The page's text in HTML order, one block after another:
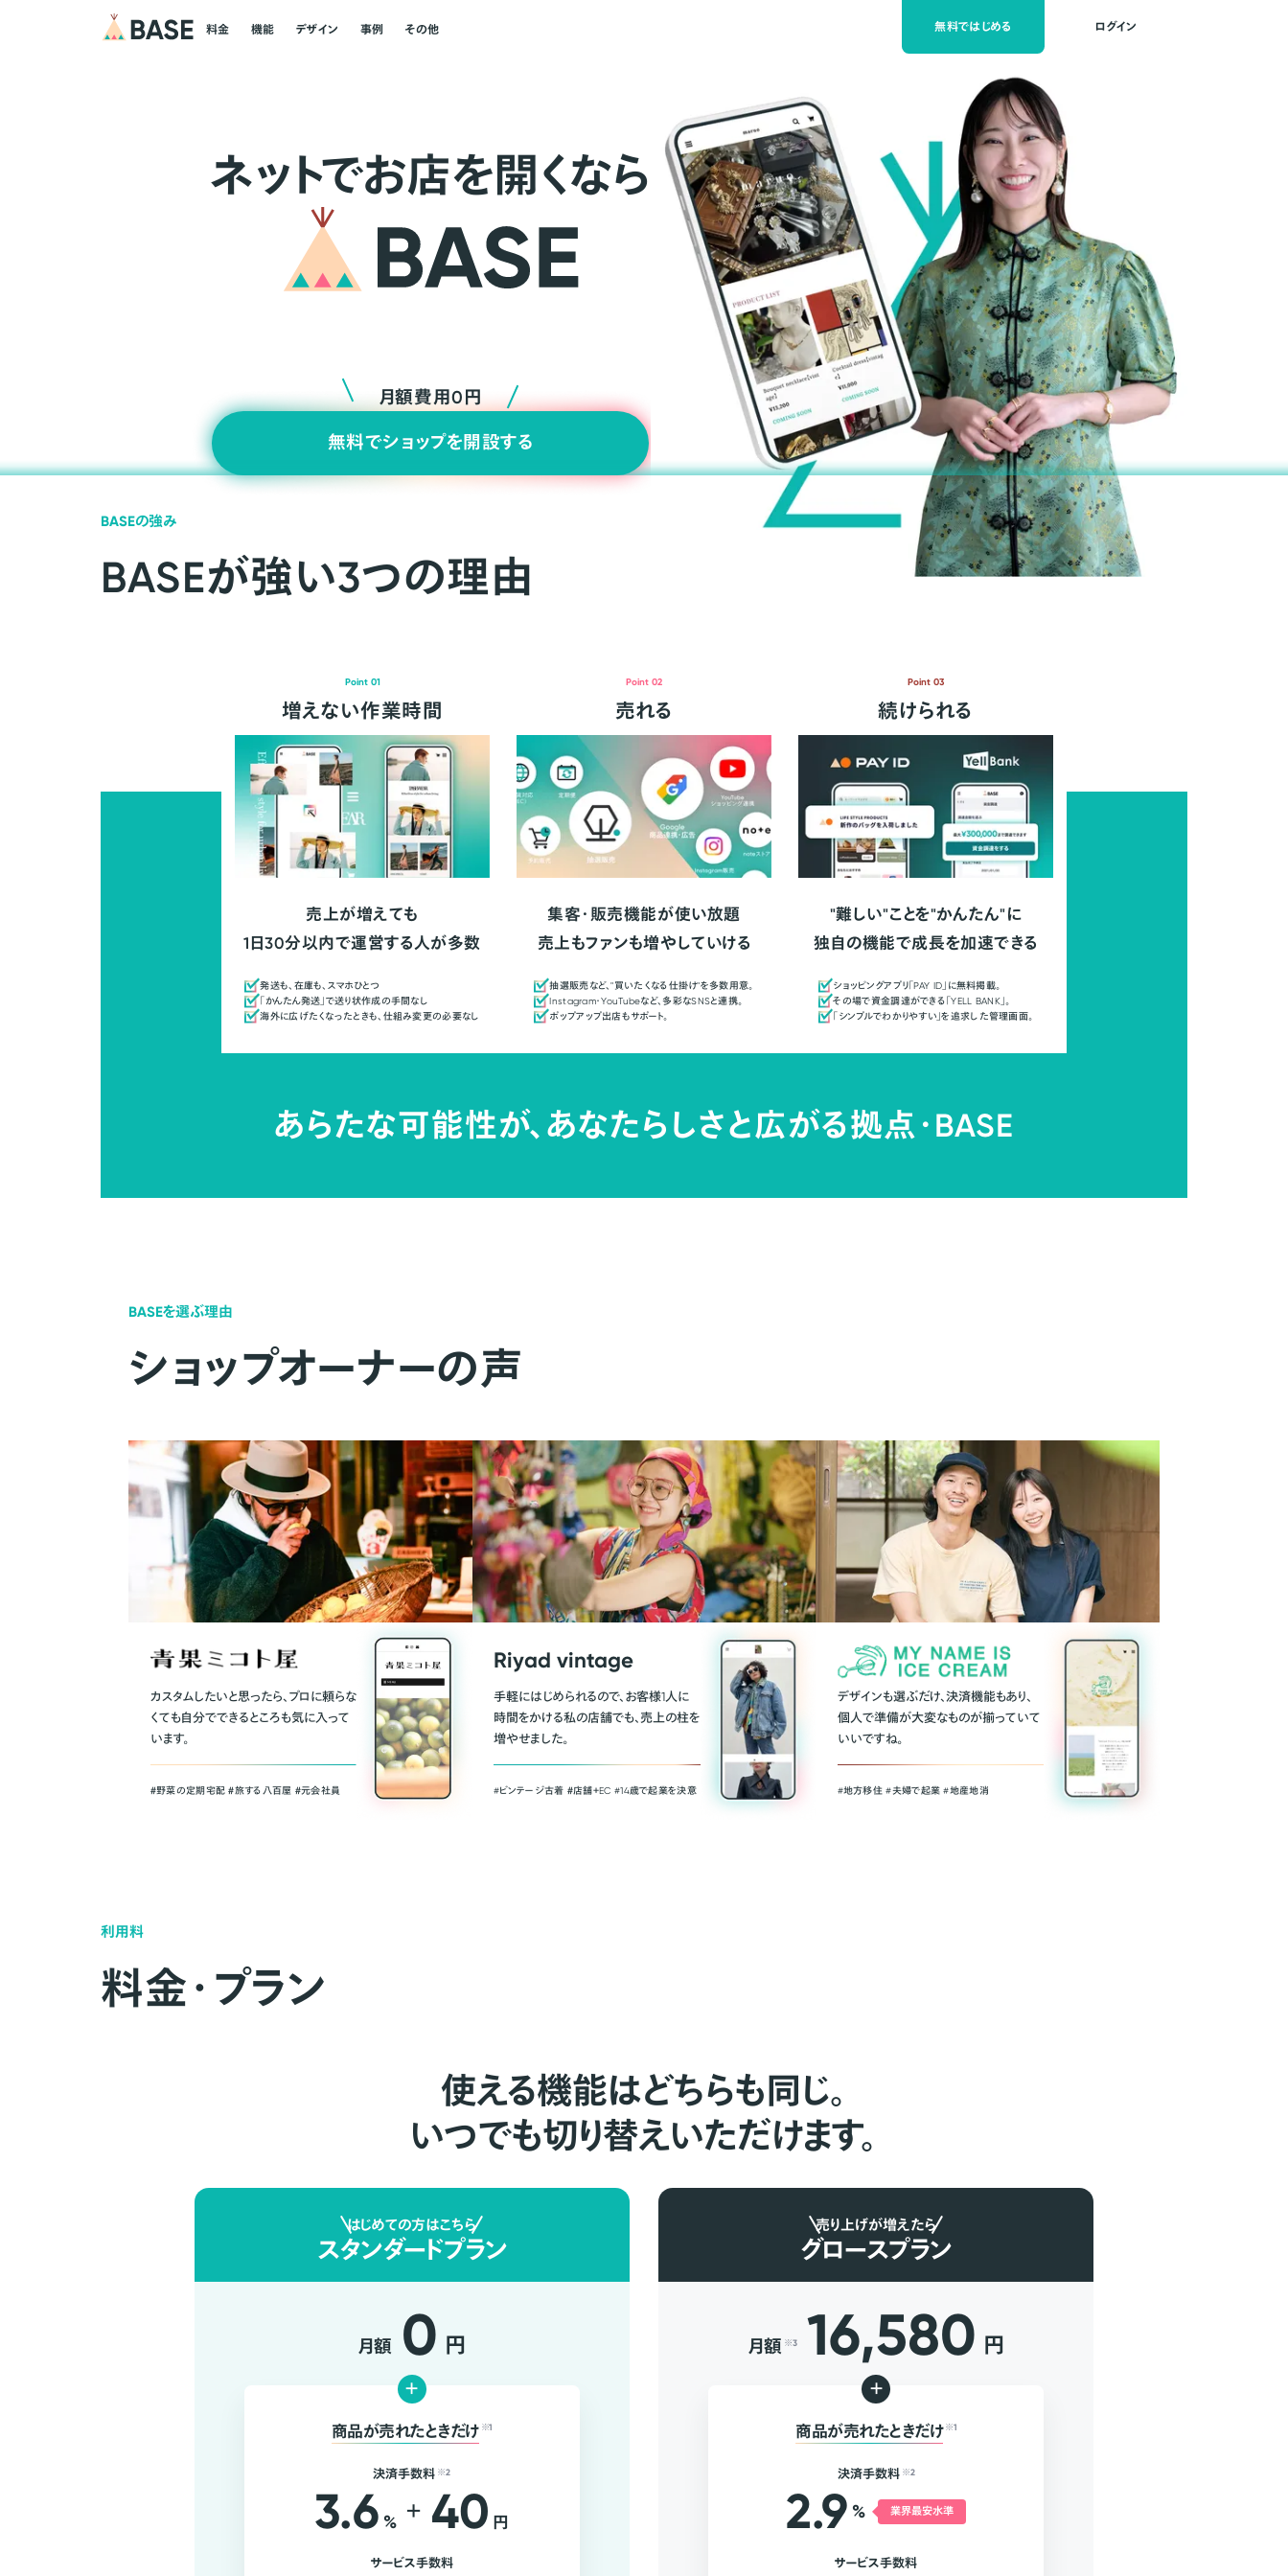
料金 機能 デザイン 事例 その他 無料ではじめる ログイン
ネッ トでお店を開くなら
月額費用0円
無料でショップを開設する
BASEの強み
BASEが強い3つの理由
Point 01
増えない作業時間
売上が増えても
1日30分以内で運営する人が多数
発送も、在庫も、スマホひとつ
「かんたん発送」で送り状作成の手間なし
海外に広げたくなったときも、仕組み変更の必要なし
Point 02
売れる
集客・販売機能が使い放題
売上もファンも増やしていける
抽選販売など、"買いたくなる仕掛け"を多数用意。
Instagram・YouTubeなど、多彩なSNSと連携。
ポップアップ出店もサポート。
Point 03
続けられる
"難しい"ことを"かんたん"に
独自の機能で成長を加速できる
ショッピングアプリ「PAY ID」に無料掲載。
その場で資金調達ができる「YELL BANK」。
「シンプルでわかりやすい」を追求した管理画面。
あらたな可能性が、あなたらしさと広がる拠点・BASE
BASEを選ぶ理由
ショップオーナーの声
カスタムしたいと思ったら、プロに頼らな
くても自分でできるところも気に入って
います。
＃野菜の定期宅配 ＃旅する八百屋 ＃元会社員
Riyad vintage
手軽にはじめられるので、お客様1人に
時間をかける私の店舗でも、売上の柱を
増やせました。
#ビンテージ古着 ＃店舗＋EC #14歳で起業を決意
デザインも選ぶだけ、決済機能もあり、
個人で準備が大変なものが揃っていて
いいですね。
#地方移住 #夫婦で起業 #地産地消
利用料
料金・プラン
使える機能はどちらも同じ。
いつでも切り替えいただけます。
はじめての方はこちら
スタンダードプラン
月額 0 円
+
商品が売れたときだけ ※1
決済手数料 ※2
3.6 % + 40 円
サービス手数料
売り上げが増えたら
グロースプラン
月額 ※3 16,580 円
+
商品が売れたときだけ ※1
決済手数料 ※2
2.9 % 業界最安水準
サービス手数料